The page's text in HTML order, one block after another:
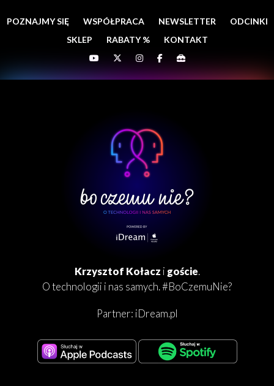
POZNAJMY SIĘ WSPÓŁPRACA NEWSLETTER
ODCINKI
SKLEP
RABATY % KONTAKT
Krzysztof Kołacz i goście.
O technologii i nas samych. #BoCzemuNie?
Partner: iDream.pl